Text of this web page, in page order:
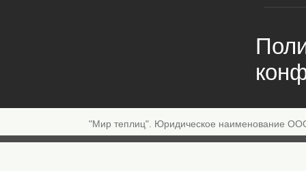
"Мир теплиц". Юридическое наименование